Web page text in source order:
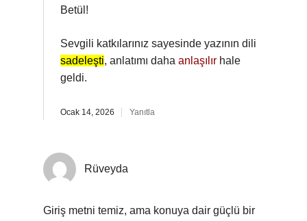
Betül!
Sevgili katkılarınız sayesinde yazının dili
sadeleşti, anlatımı daha anlaşılır hale
geldi.
Ocak 14, 2026 Yanıtla
Rüveyda
Giriş metni temiz, ama konuya dair güçlü bir